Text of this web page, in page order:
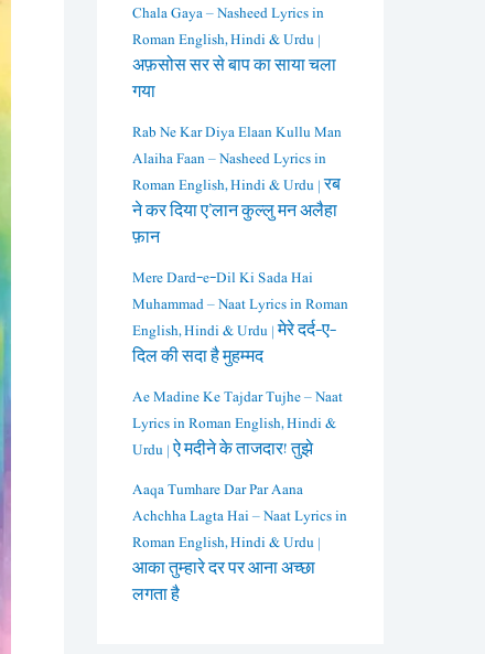
Chala Gaya – Nasheed Lyrics in
Roman English, Hindi & Urdu |
अफ़सोस सर से बाप का साया चला
गया
Rab Ne Kar Diya Elaan Kullu Man
Alaiha Faan – Nasheed Lyrics in
Roman English, Hindi & Urdu | रब
ने कर दिया ए’लान कुल्लु मन अलैहा
फ़ान
Mere Dard-e-Dil Ki Sada Hai
Muhammad – Naat Lyrics in Roman
English, Hindi & Urdu | मेरे दर्द-ए-
दिल की सदा है मुहम्मद
Ae Madine Ke Tajdar Tujhe – Naat
Lyrics in Roman English, Hindi &
Urdu | ऐ मदीने के ताजदार! तुझे
Aaqa Tumhare Dar Par Aana
Achchha Lagta Hai – Naat Lyrics in
Roman English, Hindi & Urdu |
आका तुम्हारे दर पर आना अच्छा
लगता है